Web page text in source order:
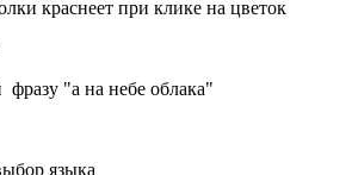
краснеет при клике на цветок
фразу "а на небе облака"
языка